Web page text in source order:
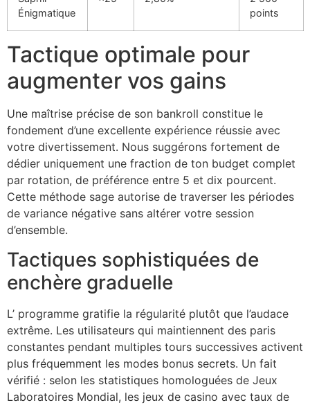
Énigmatique
points
Tactique optimale pour
augmenter vos gains
Une maîtrise précise de son bankroll constitue le
fondement d’une excellente expérience réussie avec
votre divertissement. Nous suggérons fortement de
dédier uniquement une fraction de ton budget complet
par rotation, de préférence entre 5 et dix pourcent.
Cette méthode sage autorise de traverser les périodes
de variance négative sans altérer votre session
d’ensemble.
Tactiques sophistiquées de
enchère graduelle
L’ programme gratifie la régularité plutôt que l’audace
extrême. Les utilisateurs qui maintiennent des paris
constantes pendant multiples tours successives activent
plus fréquemment les modes bonus secrets. Un fait
vérifié : selon les statistiques homologuées de Jeux
Laboratoires Mondial, les jeux de casino avec taux de